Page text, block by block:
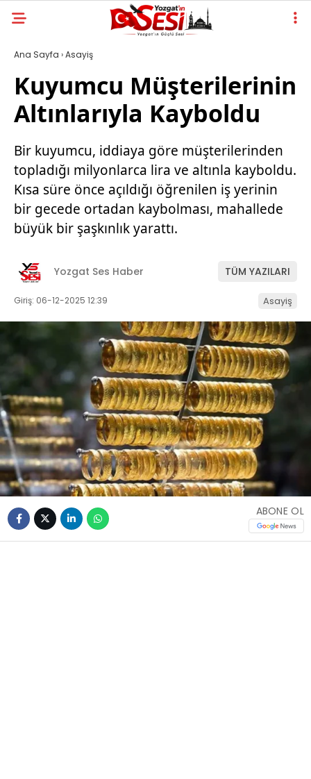
Ana Sayfa ›Asayiş
Kuyumcu Müşterilerinin
Altınlarıyla Kayboldu
Bir kuyumcu, iddiaya göre müşterilerinden
topladığı milyonlarca lira ve altınla kayboldu.
Kısa süre önce açıldığı öğrenilen iş yerinin
bir gecede ortadan kaybolması, mahallede
büyük bir şaşkınlık yarattı.
Yozgat Ses Haber TÜM YAZILARI
Giriş: 06-12-2025 12:39 Asayiş
ABONE OL